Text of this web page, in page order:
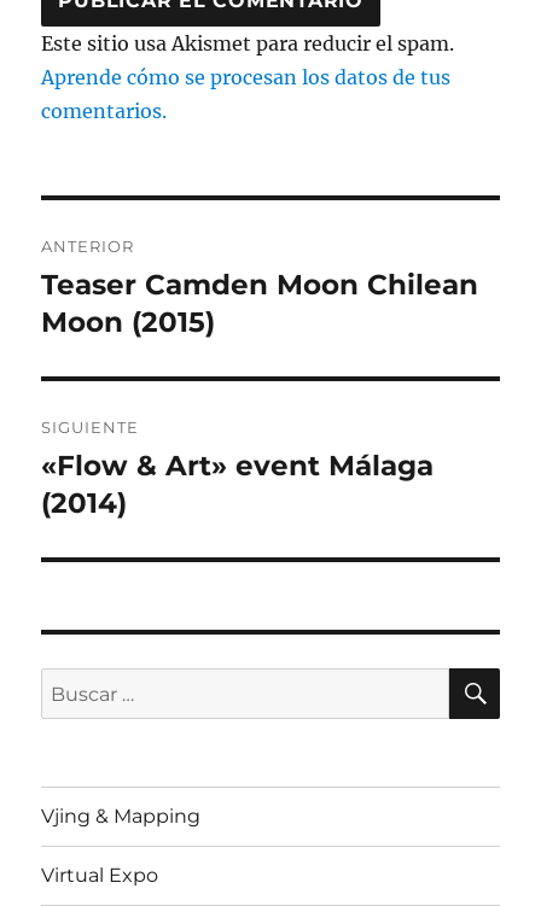
Este sitio usa Akismet para reducir el spam.
Aprende cómo se procesan los datos de tus
comentarios.
de
entradas
ANTERIOR
Entrada
anterior:
Teaser Camden Moon Chilean
Moon (2015)
SIGUIENTE
Entrada
siguiente:
«Flow & Art» event Málaga
(2014)
Buscar
por:
Vjing & Mapping
Virtual Expo